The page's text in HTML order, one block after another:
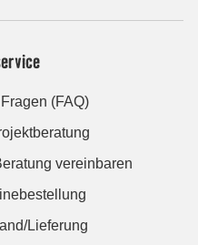
(FAQ)
vereinbaren
Lieferung